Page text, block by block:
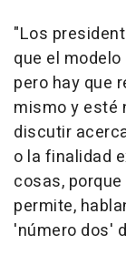
"Los
que el
pero hay que
mismo y esté
discutir
o la finalidad
cosas,
permite,
'número dos'